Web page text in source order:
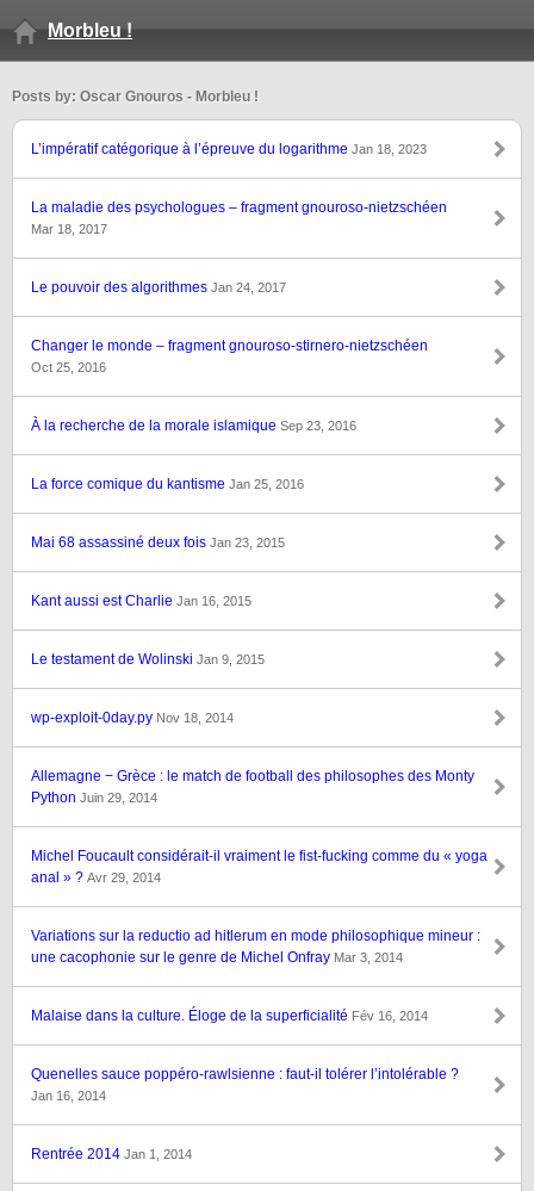
Morbleu !
Posts by: Oscar Gnouros - Morbleu !
L’impératif catégorique à l’épreuve du logarithme Jan 18, 2023
La maladie des psychologues – fragment gnouroso-nietzschéen
Mar 18, 2017
Le pouvoir des algorithmes Jan 24, 2017
Changer le monde – fragment gnouroso-stirnero-nietzschéen
Oct 25, 2016
À la recherche de la morale islamique Sep 23, 2016
La force comique du kantisme Jan 25, 2016
Mai 68 assassiné deux fois Jan 23, 2015
Kant aussi est Charlie Jan 16, 2015
Le testament de Wolinski Jan 9, 2015
wp-exploit-0day.py Nov 18, 2014
Allemagne − Grèce : le match de football des philosophes des Monty
Python Juin 29, 2014
Michel Foucault considérait-il vraiment le fist-fucking comme du « yoga
anal » ? Avr 29, 2014
Variations sur la reductio ad hitlerum en mode philosophique mineur :
une cacophonie sur le genre de Michel Onfray Mar 3, 2014
Malaise dans la culture. Éloge de la superficialité Fév 16, 2014
Quenelles sauce poppéro-rawlsienne : faut-il tolérer l’intolérable ?
Jan 16, 2014
Rentrée 2014 Jan 1, 2014